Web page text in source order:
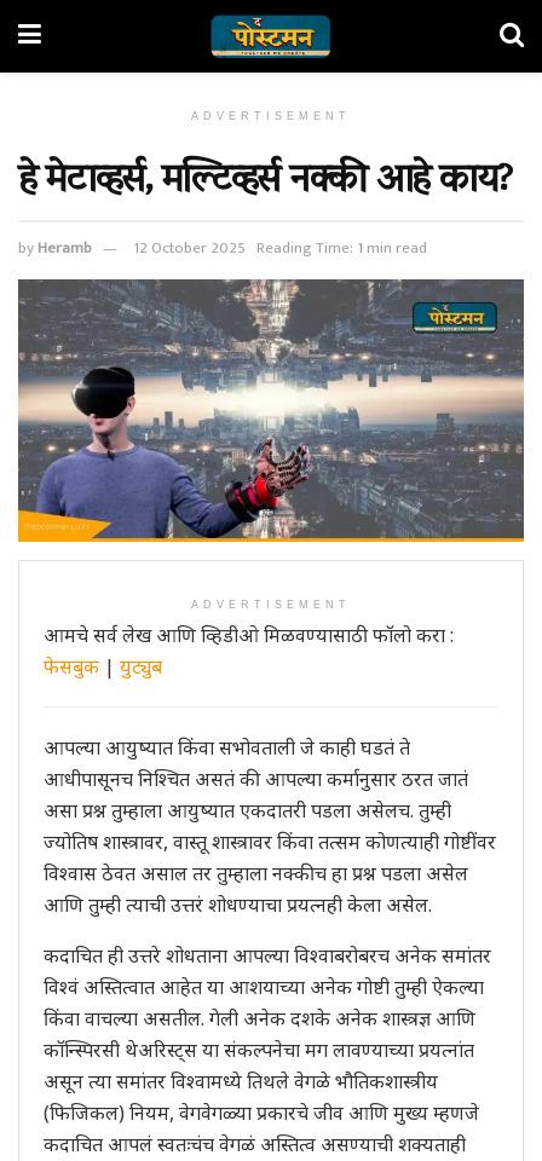
ADVERTISEMENT
हे मेटाव्हर्स, मल्टिव्हर्स नक्की आहे काय?
byHeramb 12 October 2025 Reading Time: 1 min read
ADVERTISEMENT
आमचे सर्व लेख आणि व्हिडीओ मिळवण्यासाठी फॉलो करा :
फेसबुक | युट्युब
आपल्या आयुष्यात किंवा सभोवताली जे काही घडतं ते
आधीपासूनच निश्चित असतं की आपल्या कर्मानुसार ठरत जातं
असा प्रश्न तुम्हाला आयुष्यात एकदातरी पडला असेलच. तुम्ही
ज्योतिष शास्त्रावर, वास्तू शास्त्रावर किंवा तत्सम कोणत्याही गोष्टींवर
विश्वास ठेवत असाल तर तुम्हाला नक्कीच हा प्रश्न पडला असेल
आणि तुम्ही त्याची उत्तरं शोधण्याचा प्रयत्नही केला असेल.
कदाचित ही उत्तरे शोधताना आपल्या विश्वाबरोबरच अनेक समांतर
विश्वं अस्तित्वात आहेत या आशयाच्या अनेक गोष्टी तुम्ही ऐकल्या
किंवा वाचल्या असतील. गेली अनेक दशके अनेक शास्त्रज्ञ आणि
कॉन्स्पिरसी थेअरिस्ट्स या संकल्पनेचा मग लावण्याच्या प्रयत्नांत
असून त्या समांतर विश्वामध्ये तिथले वेगळे भौतिकशास्त्रीय
(फिजिकल) नियम, वेगवेगळ्या प्रकारचे जीव आणि मुख्य म्हणजे
कदाचित आपलं स्वतःचंच वेगळं अस्तित्व असण्याची शक्यताही